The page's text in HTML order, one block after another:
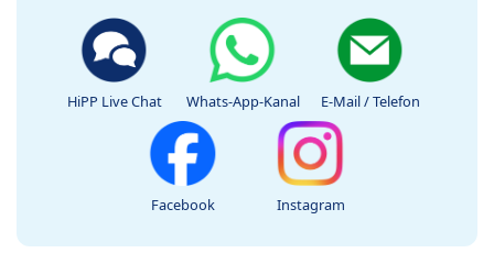
HiPP Live Chat Whats-App-Kanal E-Mail / Telefon
Facebook Instagram